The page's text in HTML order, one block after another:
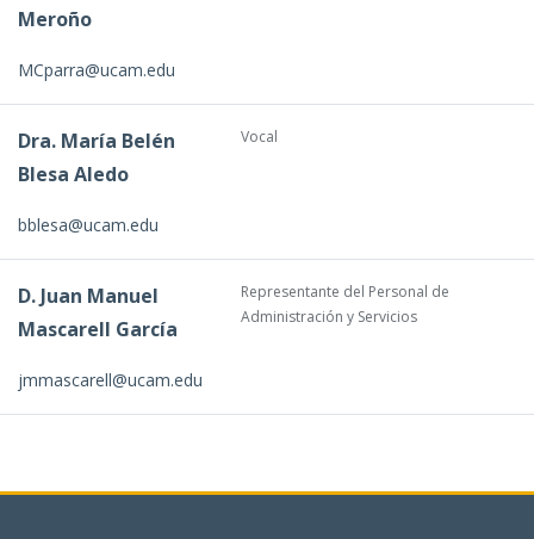
Meroño
MCparra@ucam.edu
Dra. María Belén
Blesa Aledo
bblesa@ucam.edu
Vocal
D. Juan Manuel
Mascarell García
jmmascarell@ucam.edu
Representante del Personal de
Administración y Servicios